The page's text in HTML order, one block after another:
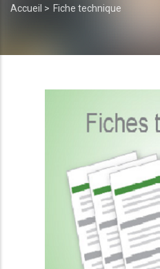
Fil
Accueil > Fiche technique